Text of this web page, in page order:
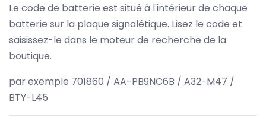
Le code de batterie est situé à l'intérieur de chaque
batterie sur la plaque signalétique. Lisez le code et
saisissez-le dans le moteur de recherche de la
boutique.
par exemple 701860 / AA-PB9NC6B / A32-M47 /
BTY-L45